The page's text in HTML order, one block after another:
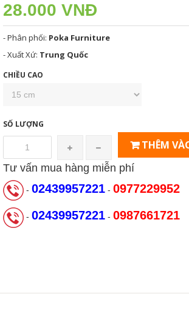
28.000 VNĐ
- Phân phối: Poka Furniture
- Xuất Xứ: Trung Quốc
CHIỀU CAO
SỐ LƯỢNG
THÊM
Tư vấn mua hàng miễn phí
- 02439957221- 0977229952
- 02439957221- 0987661721